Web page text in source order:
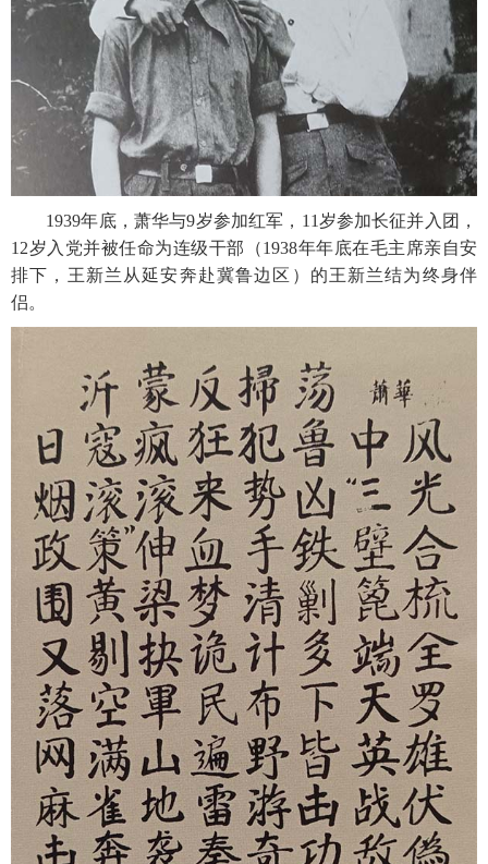
1939年底，萧华与9岁参加红军，11岁参加长征并入团，
12岁入党并被任命为连级干部（1938年年底在毛主席亲自安
排下，王新兰从延安奔赴冀鲁边区）的王新兰结为终身伴
侣。